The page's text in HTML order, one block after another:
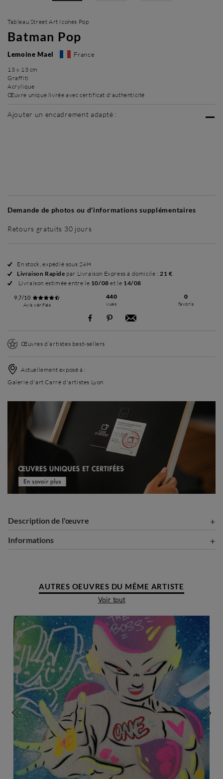
Tableau Street Art Icones Pop
Batman Pop
Lemoine Mael France
13 x 13 cm
Graffiti
Acrylique
Œuvre unique livrée avec certificat d'authenticité
Ajouter un encadrement adapté :
Demande de photos ou d'informations supplémentaires
Retours gratuits 30 jours
En stock, expédié sous 24H
Livraison Rapide par Livraison Express à domicile :21 €.
Livraison estimée entre le 10/08 et le 14/08
9,7/10
Avis vérifiés
440
vues
0
favoris
Œuvres d’artistes best-sellers
Actuellement exposé à :
Galerie d'art Carré d'artistes Lyon
Description de l'œuvre
Informations
AUTRES OEUVRES DU MÊME ARTISTE
Voir tout